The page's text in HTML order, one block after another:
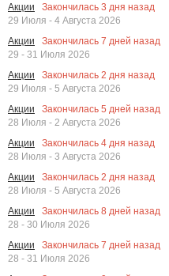
Акции
Закончилась 3 дня назад
29 Июля - 4 Августа 2026
Акции
Закончилась 7 дней назад
29 - 31 Июля 2026
Акции
Закончилась 2 дня назад
29 Июля - 5 Августа 2026
Акции
Закончилась 5 дней назад
28 Июля - 2 Августа 2026
Акции
Закончилась 4 дня назад
28 Июля - 3 Августа 2026
Акции
Закончилась 2 дня назад
28 Июля - 5 Августа 2026
Акции
Закончилась 8 дней назад
28 - 30 Июля 2026
Акции
Закончилась 7 дней назад
28 - 31 Июля 2026